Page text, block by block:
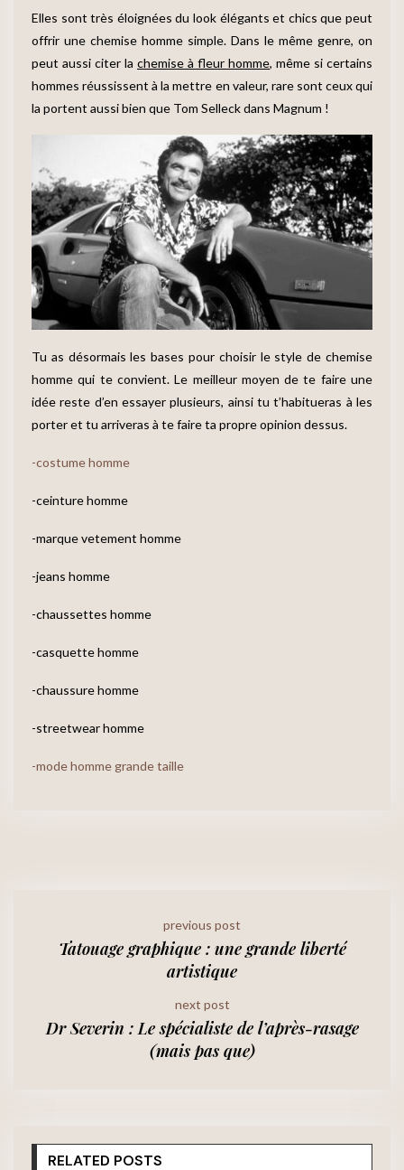
Elles sont très éloignées du look élégants et chics que peut
offrir une chemise homme simple. Dans le même genre, on
peut aussi citer la chemise à fleur homme, même si certains
hommes réussissent à la mettre en valeur, rare sont ceux qui
la portent aussi bien que Tom Selleck dans Magnum !
Tu as désormais les bases pour choisir le style de chemise
homme qui te convient. Le meilleur moyen de te faire une
idée reste d’en essayer plusieurs, ainsi tu t’habitueras à les
porter et tu arriveras à te faire ta propre opinion dessus.
-costume homme
-ceinture homme
-marque vetement homme
-jeans homme
-chaussettes homme
-casquette homme
-chaussure homme
-streetwear homme
-mode homme grande taille
previous post
Tatouage graphique : une grande liberté
artistique
next post
Dr Severin : Le spécialiste de l’après-rasage
(mais pas que)
RELATED POSTS